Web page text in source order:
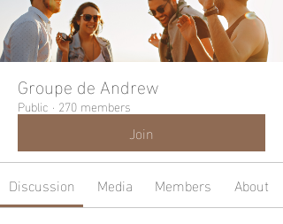
Groupe de Andrew
Public · 270 members
Join
Discussion Media Members
About